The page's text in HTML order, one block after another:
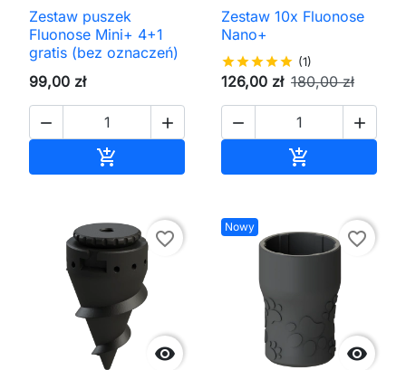
Zestaw puszek
Fluonose Mini+ 4+1
gratis (bez oznaczeń)
99,00 zł
 

Zestaw 10x Fluonose
Nano+
starstarstarstarstar (1)
126,00 zł 180,00 zł
 


favorite_border
Nowy

favorite_border